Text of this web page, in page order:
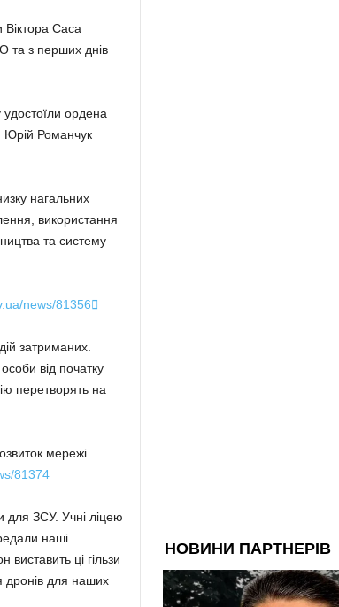
Віктора Саса
та з перших днів
ордена
Юрій Романчук
нагальних
використання
та систему
news/81356
затриманих.
від початку
перетворять на
мережі
81374
для ЗСУ. Учні ліцею
наші
виставить ці гільзи
дронів для наших